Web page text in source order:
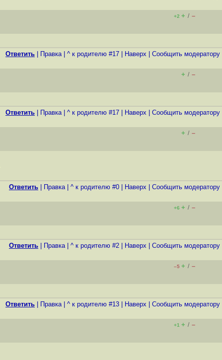
+2 + / –
Ответить Правка| ^ к родителю #17 Наверх Cообщить модератору
+ / –
Ответить Правка| ^ к родителю #17 Наверх Cообщить модератору
+ / –
Ответить Правка| ^ к родителю #0 Наверх Cообщить модератору
+6 + / –
Ответить Правка| ^ к родителю #2 Наверх Cообщить модератору
–5 + / –
Ответить Правка| ^ к родителю #13 Наверх Cообщить модератору
+1 + / –